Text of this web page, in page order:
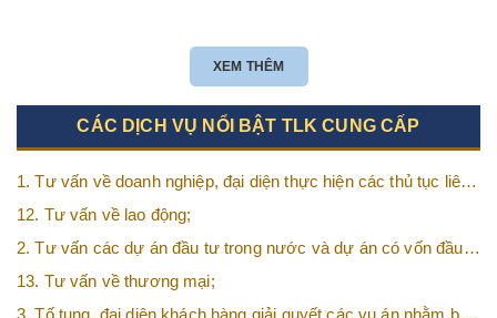
XEM THÊM
CÁC DỊCH VỤ NỔI BẬT TLK CUNG CẤP
1. Tư vấn về doanh nghiệp, đại diện thực hiện các thủ tục liên
quan tới doanh nghiệp;
12. Tư vấn về lao động;
2. Tư vấn các dự án đầu tư trong nước và dự án có vốn đầu
tư nước ngoài (FDI);
13. Tư vấn về thương mại;
3. Tố tụng, đại diện khách hàng giải quyết các vụ án nhằm bảo